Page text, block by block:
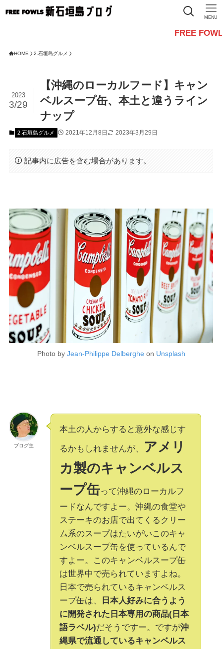
MENU
FREE FOWLSからのお
HOME 2.石垣島グルメ
【沖縄のローカルフード】キャン
ベルスープ缶、本土と違うライン
ナップ
2023
3/29
2.石垣島グルメ 2021年12月8日 2023年3月29日
記事内に広告を含む場合があります。
Photo by Jean-Philippe Delberghe on Unsplash
ブログ主
本土の人からすると意外な感じす
るかもしれませんが、
アメリ
カ製のキャンベルス
ープ缶って沖縄のローカルフ
ードなんですよー。沖縄の食堂や
ステーキのお店で出てくるクリー
ム系のスープはたいがいこのキャ
ンベルスープ缶を使っているんで
すよー。このキャンベルスープ缶
は世界中で売られていますよね。
日本で売られているキャンベルス
ープ缶は、
日本人好みに合うよう
に開発された日本専用の商品(日本
語ラベル)だそうですー。ですが沖
縄県で流通しているキャンベルス